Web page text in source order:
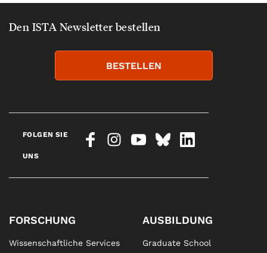
Den ISTA Newsletter bestellen
BESTELLEN
FOLGEN SIE
UNS
FORSCHUNG
Wissenschaftliche Services
AUSBILDUNG
Graduate School